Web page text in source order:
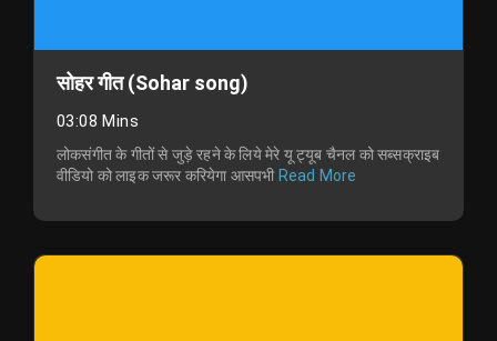
सोहर गीत (Sohar song)
03:08 Mins
लोकसंगीत के गीतों से जुड़े रहने के लिये मेरे यू ट्यूब चैनल को सब्सक्राइब
वीडियो को लाइक जरूर करियेगा आसपभी Read More